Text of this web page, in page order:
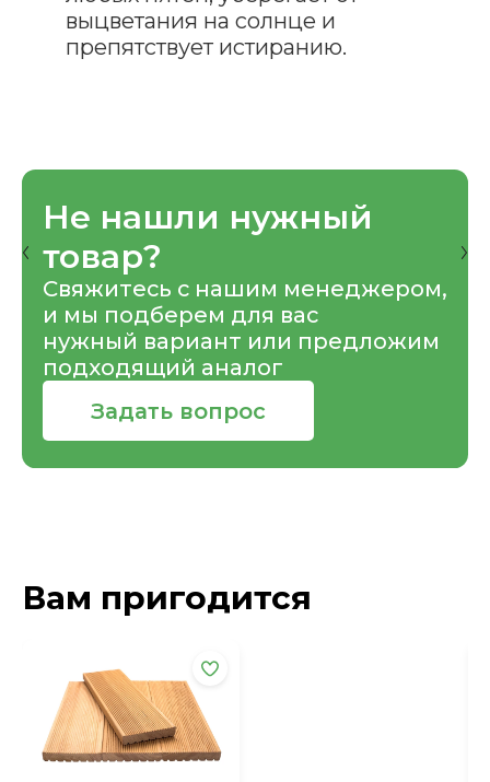
выцветания на солнце и
препятствует истиранию.
Не нашли нужный
товар?
Свяжитесь с нашим менеджером,
и мы подберем для вас
нужный вариант или предложим
подходящий аналог
Задать вопрос
Вам пригодится